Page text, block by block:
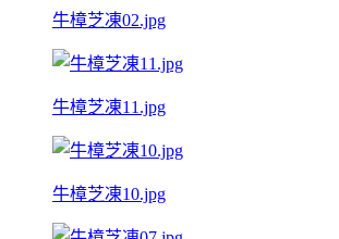
牛樟芝凍02.jpg
牛樟芝凍11.jpg
牛樟芝凍10.jpg